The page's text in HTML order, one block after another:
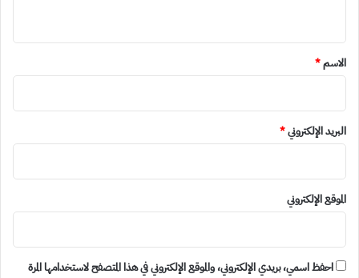
*
الاسم*
البريد الإلكتروني*
الموقع الإلكتروني
احفظ اسمي، بريدي الإلكتروني، والموقع الإلكتروني في هذا المتصفح لاستخدامها المرة